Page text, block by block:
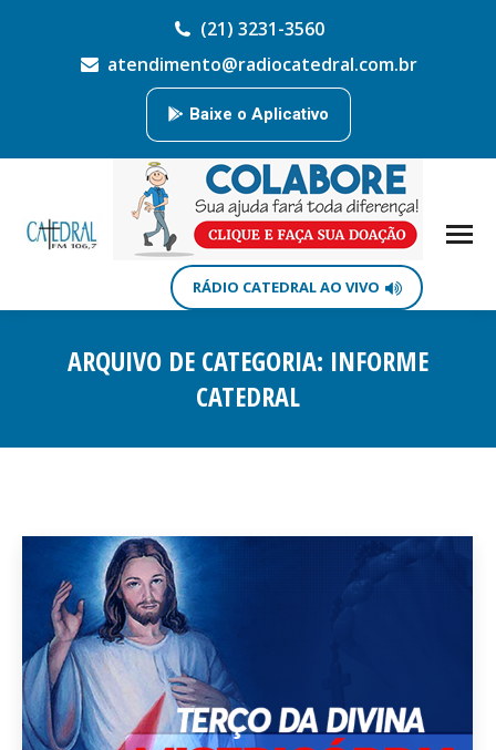
(21) 3231-3560
atendimento@radiocatedral.com.br
Baixe o Aplicativo
RÁDIO CATEDRAL AO VIVO
ARQUIVO DE CATEGORIA: INFORME
CATEDRAL